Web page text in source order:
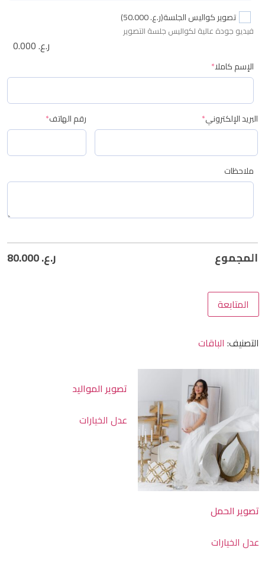
تصوير كواليس الجلسة(ر.ع. 50.000)
فيديو جودة عالية لكواليس جلسة التصوير
ر.ع.
الإسم كاملا*
البريد الإلكتروني* رقم الهاتف*
ملاحظات
المجموع ر.ع.
المتابعة
التصنيف: الباقات
تصوير الحمل
عدل الخيارات
تصوير المواليد
عدل الخيارات